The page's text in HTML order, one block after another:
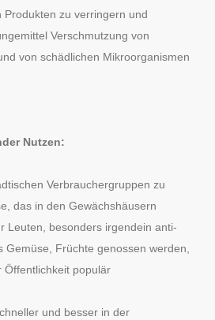
Produkten zu verringern und
Verschmutzung von
von schädlichen Mikroorganismen
Nutzen:
Verbrauchergruppen zu
das in den Gewächshäusern
Leuten, besonders irgendein anti-
Gemüse, Früchte genossen werden,
Öffentlichkeit populär
und besser in der